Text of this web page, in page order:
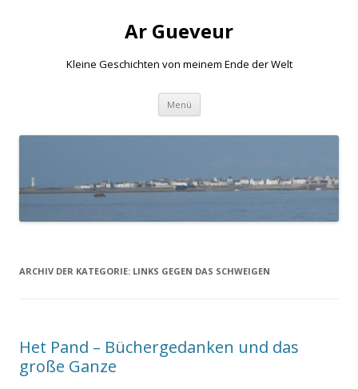
Ar Gueveur
Kleine Geschichten von meinem Ende der Welt
Menü Springe
Inhalt
ARCHIV DER KATEGORIE: LINKS GEGEN DAS SCHWEIGEN
Het Pand – Büchergedanken und das
große Ganze